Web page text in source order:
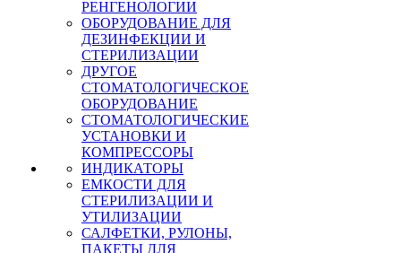
РЕНГЕНОЛОГИИ
ОБОРУДОВАНИЕ ДЛЯ
ДЕЗИНФЕКЦИИ И
СТЕРИЛИЗАЦИИ
ДРУГОЕ
СТОМАТОЛОГИЧЕСКОЕ
ОБОРУДОВАНИЕ
СТОМАТОЛОГИЧЕСКИЕ
УСТАНОВКИ И
КОМПРЕССОРЫ
ИНДИКАТОРЫ
ЕМКОСТИ ДЛЯ
СТЕРИЛИЗАЦИИ И
УТИЛИЗАЦИИ
САЛФЕТКИ, РУЛОНЫ,
ПАКЕТЫ ДЛЯ